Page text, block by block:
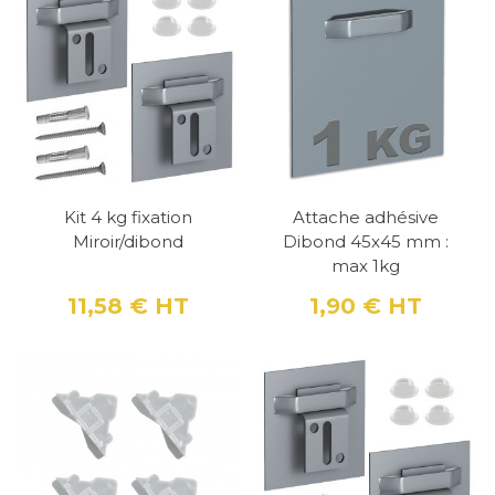
cloison, vous trouverez alors sur notre site une
large gamme de systèmes de fixations
murales adhésives, de formes rondes ou
carrées, avec principalement des attaches
dibond et adhésives. Ces attaches sont des
qui sont recouvertes d’un adhésif double face
blanc. En fonction des modèles et de ce que
vous devez accrocher, le modèle que vous
Vous devrez par exemple choisir une
accroche tableau adhésif qui pourra soutenir
le poids de votre peinture (pour le cas d’un
tableau). Sachez que le support de la plaque
Kit 4 kg fixation
Miroir/dibond
Prix
11,58 € HT
Attache adhésive
Dibond 45x45 mm :
max 1kg
Prix
1,90 € HT